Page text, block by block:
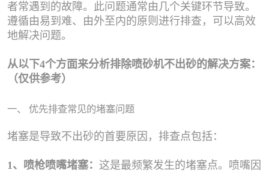
者常遇到的故障。此问题通常由几个关键环节导致。
遵循由易到难、由外至内的原则进行排查，可以高效
地解决问题。
从以下4个方面来分析排除喷砂机不出砂的解决方案：
（仅供参考）
一、 优先排查常见的堵塞问题
堵塞是导致不出砂的首要原因，排查点包括：
1、喷枪喷嘴堵塞： 这是最频繁发生的堵塞点。喷嘴因